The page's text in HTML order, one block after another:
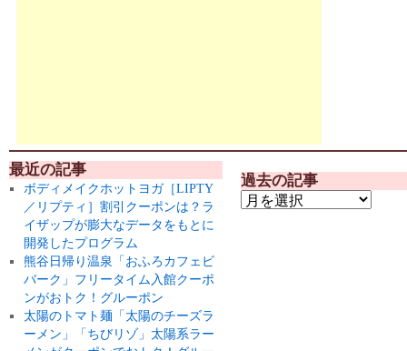
最近の記事
ボディメイクホットヨガ［LIPTY
／リプティ］割引クーポンは？ラ
イザップが膨大なデータをもとに
開発したプログラム
熊谷日帰り温泉「おふろカフェビ
バーク」フリータイム入館クーポ
ンがおトク！グルーポン
太陽のトマト麺「太陽のチーズラ
ーメン」「ちびリゾ」太陽系ラー
過去の記事